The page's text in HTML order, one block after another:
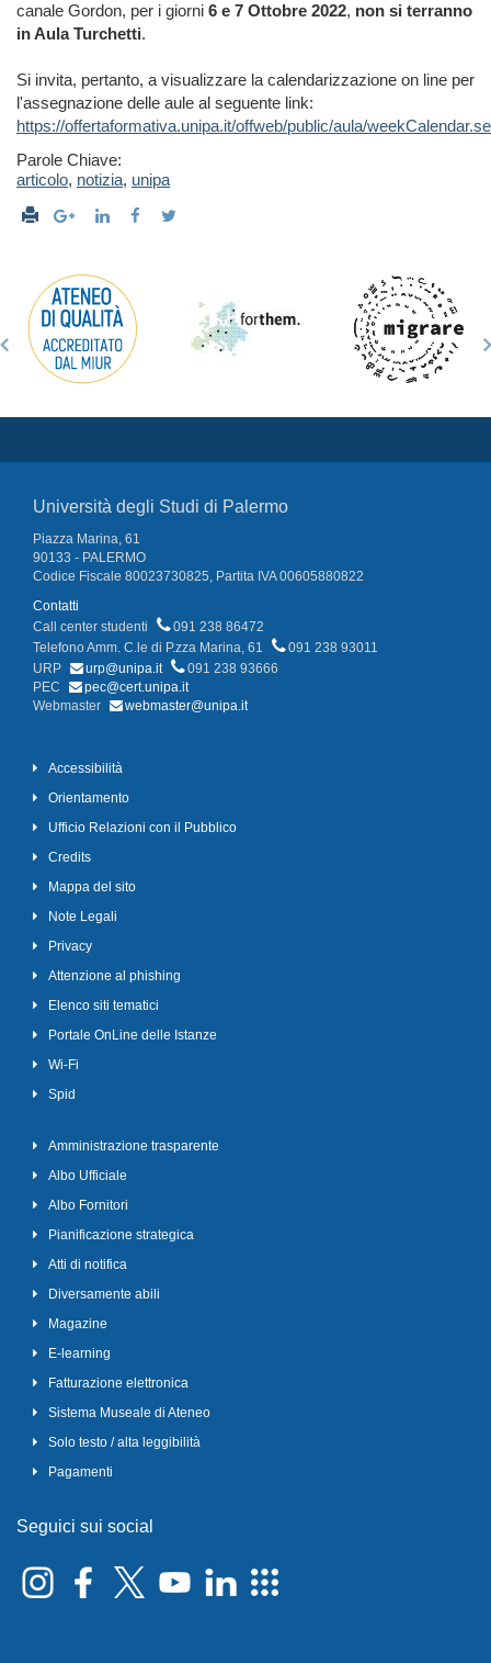
canale Gordon, per i giorni 6 e 7 Ottobre 2022, non si terranno
in Aula Turchetti.
Si invita, pertanto, a visualizzare la calendarizzazione on line per
l'assegnazione delle aule al seguente link:
https://offertaformativa.unipa.it/offweb/public/aula/
Parole Chiave:
articolo, notizia, unipa
Università degli Studi di Palermo
Piazza Marina, 61
90133 - PALERMO
Codice Fiscale 80023730825, Partita IVA 00605880822
Contatti
Call center studenti
091 238 86472
Telefono Amm. C.le di P.zza Marina, 61
091 238 93011
URP
urp@unipa.it
091 238 93666
PEC
pec@cert.unipa.it
Webmaster
webmaster@unipa.it
Accessibilità
Orientamento
Ufficio Relazioni con il Pubblico
Credits
Mappa del sito
Note Legali
Privacy
Attenzione al phishing
Elenco siti tematici
Portale OnLine delle Istanze
Wi-Fi
Spid
Amministrazione trasparente
Albo Ufficiale
Albo Fornitori
Pianificazione strategica
Atti di notifica
Diversamente abili
Magazine
E-learning
Fatturazione elettronica
Sistema Museale di Ateneo
Solo testo / alta leggibilità
Pagamenti
Seguici sui social